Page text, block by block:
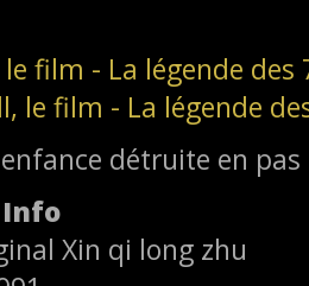
film - La légende
détruite en
Xin qi long zhu